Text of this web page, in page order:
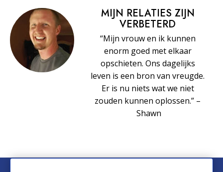
MIJN RELATIES ZIJN
VERBETERD
“Mijn vrouw en ik kunnen
enorm goed met elkaar
opschieten. Ons dagelijks
leven is een bron van vreugde.
Er is nu niets wat we niet
zouden kunnen oplossen.” –
Shawn